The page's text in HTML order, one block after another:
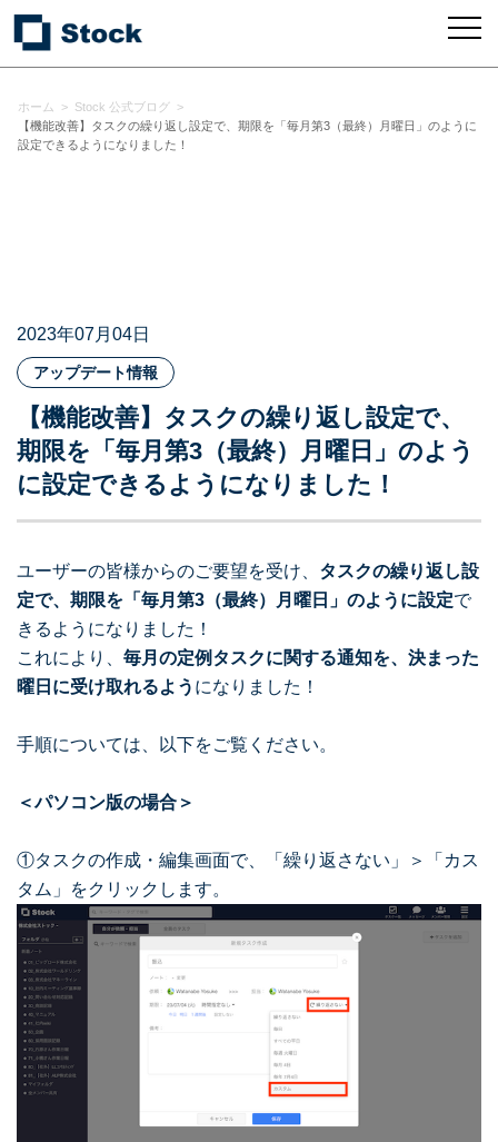
ホーム > Stock 公式ブログ >
【機能改善】タスクの繰り返し設定で、期限を「毎月第3（最終）月曜日」のように
設定できるようになりました！
2023年07月04日
アップデート情報
【機能改善】タスクの繰り返し設定で、
期限を「毎月第3（最終）月曜日」のよう
に設定できるようになりました！
ユーザーの皆様からのご要望を受け、 タスクの繰り返し設
定で、期限を「毎月第3（最終）月曜日」のように設定で
きるようになりました！
これにより、 毎月の定例タスクに関する通知を、決まった
曜日に受け取れるよう になりました！
手順については、以下をご覧ください。
＜パソコン版の場合＞
①タスクの作成・編集画面で、「繰り返さない」＞「カス
タム」をクリックします。